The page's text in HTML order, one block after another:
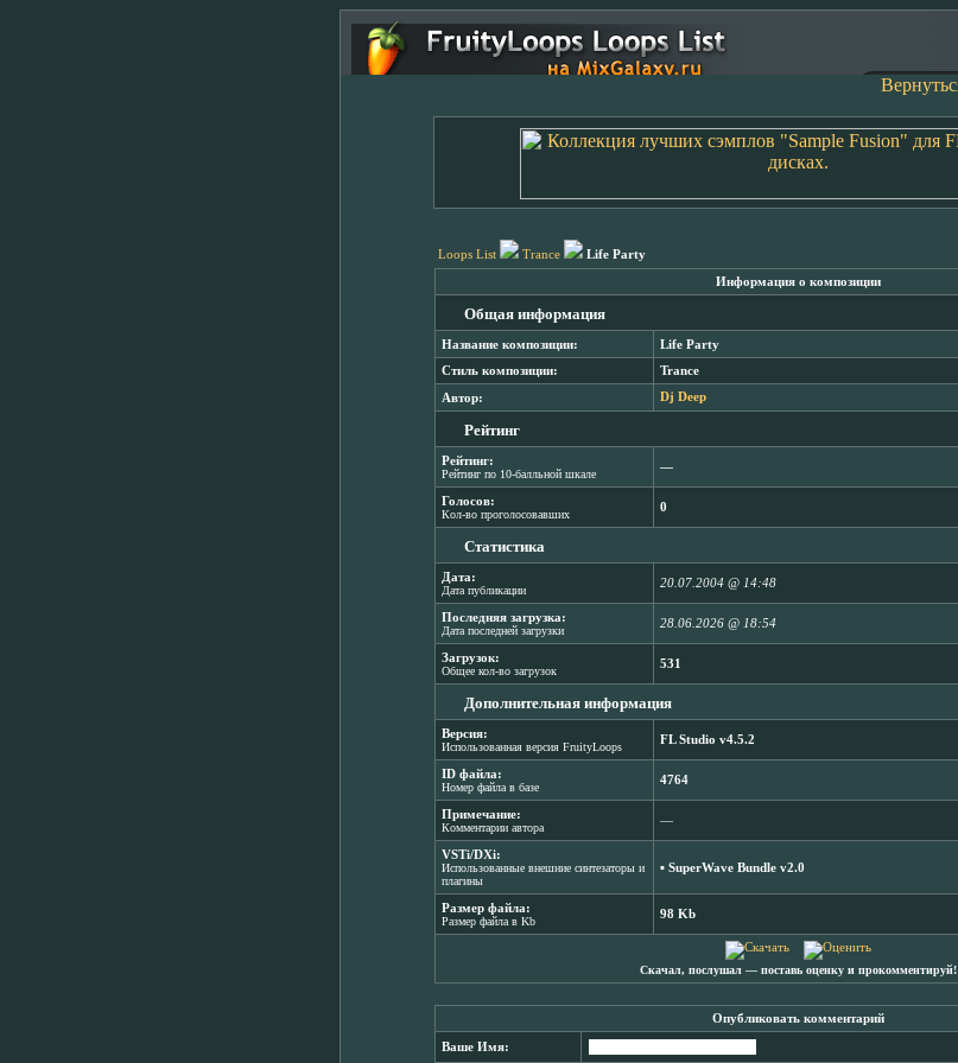
Loops List Trance Life Party
Информация о композиции
Общая информация
Название композиции: Life Party
Стиль композиции: Trance
Автор: Dj Deep
Рейтинг
Рейтинг:
Рейтинг по 10-балльной шкале
―
Голосов:
Кол-во проголосовавших
0
Статистика
Дата:
Дата публикации
20.07.2004 @ 14:48
Последняя загрузка:
Дата последней загрузки
28.06.2026 @ 18:54
Загрузок:
Общее кол-во загрузок
531
Дополнительная информация
Версия:
Использованная версия FruityLoops
FL Studio v4.5.2
ID файла:
Номер файла в базе
4764
Примечание:
Комментарии автора
―
VSTi/DXi:
Использованные внешние синтезаторы и
плагины
▪ SuperWave Bundle v2.0
Размер файла:
Размер файла в Kb
98 Kb
Скачал, послушал ― поставь оценку и прокомментируй!
Опубликовать комментарий
Ваше Имя: